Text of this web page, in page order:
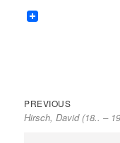
Navigation
de
PREVIOUSPrevious
post:
Hirsch, David (18.. –